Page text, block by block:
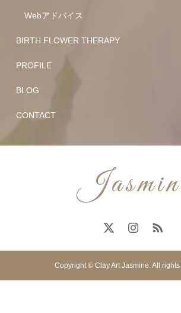
Webアドバイス
BIRTH FLOWER THERAPY
PROFILE
BLOG
CONTACT
Copyright © Clay Art Jasmine. All